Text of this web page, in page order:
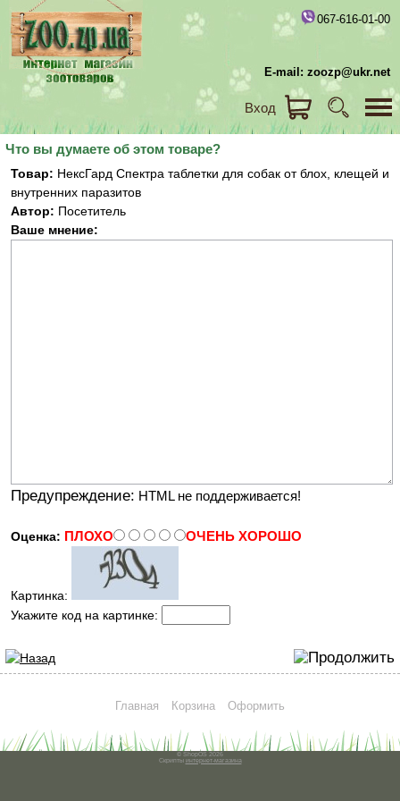
067-616-01-00
E-mail: zoozp@ukr.net
Вход
Что вы думаете об этом товаре?
Товар: НексГард Спектра таблетки для собак от блох, клещей и
внутренних паразитов
Автор: Посетитель
Ваше мнение:
Предупреждение: HTML не поддерживается!
Оценка: ПЛОХО ОЧЕНЬ ХОРОШО
Картинка:
Укажите код на картинке:
Главная Корзина Оформить
© ShopOS 2026
Скрипты интернет-магазина